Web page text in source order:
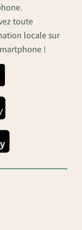
toute
locale sur
!